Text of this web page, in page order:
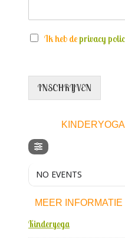
S
a
k
j
Ik heb de privacy
INSCHRIJVEN
NO EVENTS
MEER
Kinderyoga